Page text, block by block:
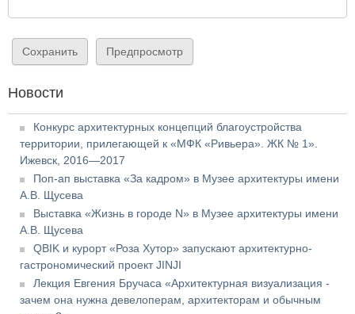
Новости
Конкурс архитектурных концепций благоустройства
территории, прилегающей к «МФК «Ривьера». ЖК № 1».
Ижевск, 2016—2017
Поп-ап выставка «За кадром» в Музее архитектуры имени
А.В. Щусева
Выставка «Жизнь в городе N» в Музее архитектуры имени
А.В. Щусева
QBIK и курорт «Роза Хутор» запускают архитектурно-
гастрономический проект JINJI
Лекция Евгения Бручаса «Архитектурная визуализация -
зачем она нужна девелоперам, архитекторам и обычным